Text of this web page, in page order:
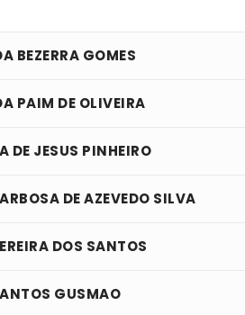
BEZERRA GOMES
PAIM DE OLIVEIRA
DE JESUS PINHEIRO
DE AZEVEDO SILVA
DOS SANTOS
GUSMAO